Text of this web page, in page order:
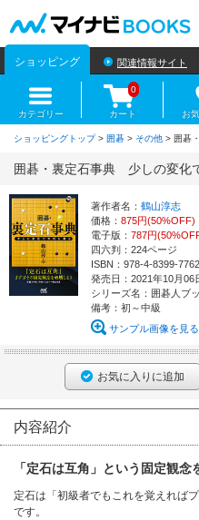
ショッピング 関連情報サイト
カテゴリー カート
0
お
ショッピングトップ> 囲碁 > その他 > 囲碁
囲碁・裏定石事典 少しの変化
著作者名： 鶴山淳志
価格： 875円(50%OFF)
電子版： 787円
四六判：224ページ
ISBN：978-4-8399-
発売日：2021年10月06
シリーズ名：囲碁人ブ
備考：初～中級
サンプル画像を見る
お気に入りに追加
内容紹介
「定石は互角」という固定観念
定石は「初級者でもこれを覚えれば
です。